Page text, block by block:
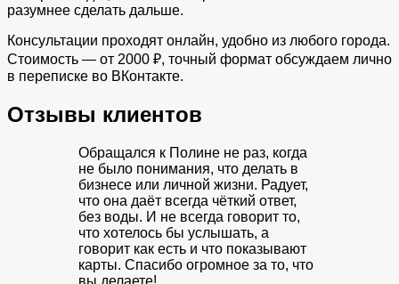
разумнее сделать дальше.
Консультации проходят онлайн, удобно из любого города.
Стоимость — от 2000 ₽, точный формат обсуждаем лично
в переписке во ВКонтакте.
Отзывы клиентов
Обращался к Полине не раз, когда
не было понимания, что делать в
бизнесе или личной жизни. Радует,
что она даёт всегда чёткий ответ,
без воды. И не всегда говорит то,
что хотелось бы услышать, а
говорит как есть и что показывают
карты. Спасибо огромное за то, что
вы делаете!